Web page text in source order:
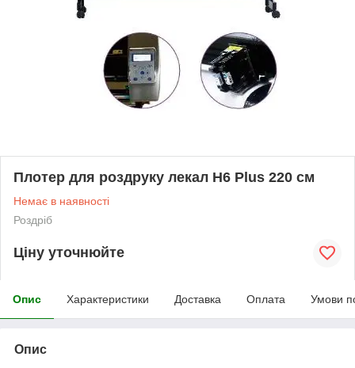
Плотер для роздруку лекал H6 Plus 220 см
Немає в наявності
Роздріб
Ціну уточнюйте
Опис Характеристики Доставка Оплата Умови
Опис